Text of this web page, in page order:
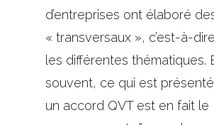
d’entreprises ont élaboré
« transversaux », c’est-à-
les différentes thématiques.
souvent, ce qui est
un accord QVT est en fait le